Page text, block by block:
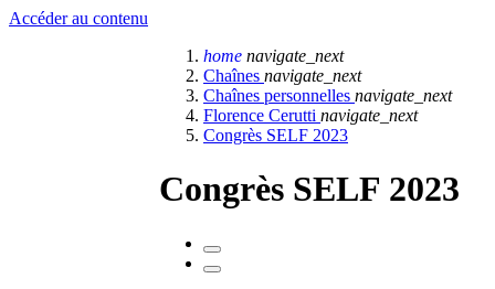
Accéder au contenu
home navigate_next
Chaînes navigate_next
Chaînes personnelles navigate_next
Florence Cerutti navigate_next
Congrès SELF 2023
Congrès SELF 2023